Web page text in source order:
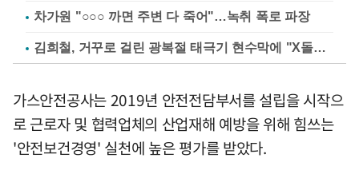
차가원 "○○○ 까면 주변 다 죽어"…녹취 폭로 파장
김희철, 거꾸로 걸린 광복절 태극기 현수막에 "X돌았네"
가스안전공사는 2019년 안전전담부서를 설립을 시작으
로 근로자 및 협력업체의 산업재해 예방을 위해 힘쓰는
'안전보건경영' 실천에 높은 평가를 받았다.